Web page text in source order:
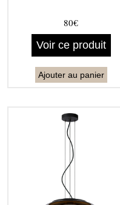
80€
Voir ce produit
Ajouter au panier